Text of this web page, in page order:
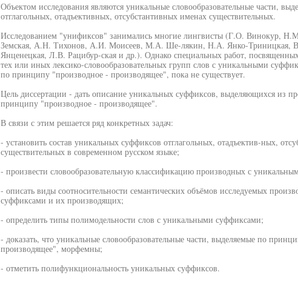
Объектом исследования являются уникальные словообразовательные части,
отглагольных, отадъективных, отсубстантивных именах существительных.
Исследованием "унификсов" занимались многие лингвисты (Г.О. Винокур,
Земская, А.Н. Тихонов, А.И. Моисеев, М.А. Ше-лякин, Н.А. Янко-Триницкая,
Янценецкая, Л.В. Рацибур-ская и др.). Однако специальных работ,
тех или иных лексико-словообразовательных групп слов с уникальными
по принципу "производное - производящее", пока не существует.
Цель диссертации - дать описание уникальных суффиксов, выделяющихся из
принципу "производное - производящее".
В связи с этим решается ряд конкретных задач:
- установить состав уникальных суффиксов отглагольных, отадъектив-ных,
существительных в современном русском языке;
- произвести словообразовательную классификацию производных с
- описать виды соотносительности семантических объёмов исследуемых
суффиксами и их производящих;
- определить типы полимодельности слов с уникальными суффиксами;
- доказать, что уникальные словообразовательные части, выделяемые по
производящее", морфемны;
- отметить полифункциональность уникальных суффиксов.